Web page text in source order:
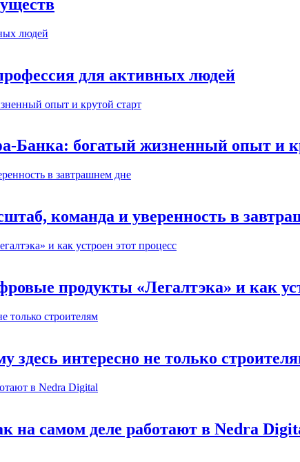
для активных людей
Банка: богатый жизненный опыт и
команда и уверенность в
продукты «Легалтэка» и как
интересно не только
самом деле работают в Nedra